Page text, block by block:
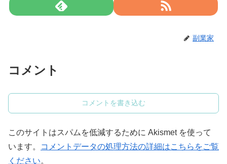
副業家
コメント
コメントを書き込む
このサイトはスパムを低減するために Akismet を使って
います。
コメントデータの処理方法の詳細はこちらをご覧
ください。